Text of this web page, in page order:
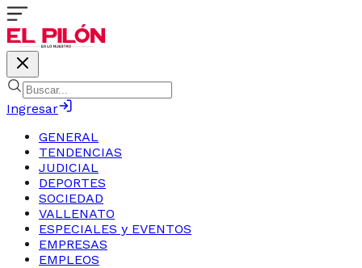
Ingresar
GENERAL
TENDENCIAS
JUDICIAL
DEPORTES
SOCIEDAD
VALLENATO
ESPECIALES y EVENTOS
EMPRESAS
EMPLEOS